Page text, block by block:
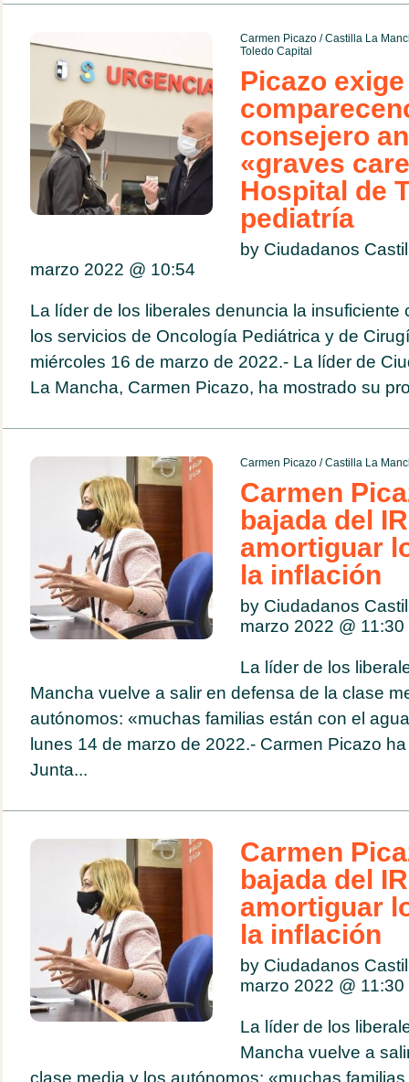
Carmen Picazo/Castilla La
Toledo Capital
Picazo
consejero
«graves
Hospital de
pediatría
by Ciudadanos
marzo 2022 @ 10:54
La líder de los liberales denuncia la insuficiente
los servicios de Oncología Pediátrica y de
miércoles 16 de marzo de 2022.- La líder de
La Mancha, Carmen Picazo, ha mostrado su
Carmen Picazo/Castilla La
Carmen
bajada del
amortiguar
la inflación
by Ciudadanos
marzo 2022 @ 11:30
La líder de los
Mancha vuelve a salir en defensa de la clase
autónomos: «muchas familias están con el
lunes 14 de marzo de 2022.- Carmen Picazo
Junta...
Carmen
bajada del
amortiguar
la inflación
by Ciudadanos
marzo 2022 @ 11:30
La líder de los
Mancha vuelve a
clase media y los autónomos: «muchas